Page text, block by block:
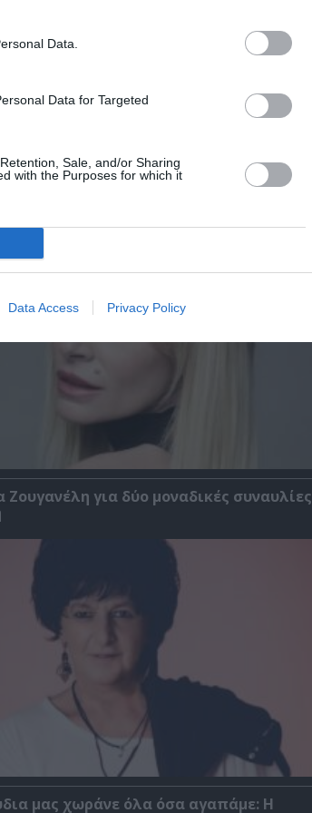
Data.
Data for Targeted
Sale, and/or Sharing
with the Purposes for which it
Data Access Privacy Policy
για δύο μοναδικές συναυλίες
μας χωράνε όλα όσα αγαπάμε: Η